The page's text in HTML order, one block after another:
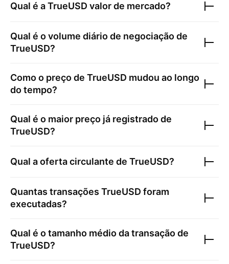
Qual é aTrueUSD valor de mercado?
Qual é o volume diário de negociação de
TrueUSD?
Como o preço de TrueUSD mudou ao longo
do tempo?
Qual é o maior preço já registrado de
TrueUSD?
Qual a oferta circulante de TrueUSD?
Quantas transações TrueUSD foram
executadas?
Qual é o tamanho médio da transação de
TrueUSD?